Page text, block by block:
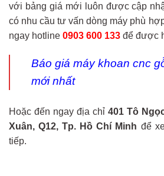
với bảng giá mới luôn được cập
có nhu cầu tư vấn dòng máy phù
ngay hotline 0903 600 133 để được
Báo giá máy khoan cnc
mới nhất
Hoặc đến ngay địa chỉ 401 Tô
Xuân, Q12, Tp. Hồ Chí Minh để
tiếp.